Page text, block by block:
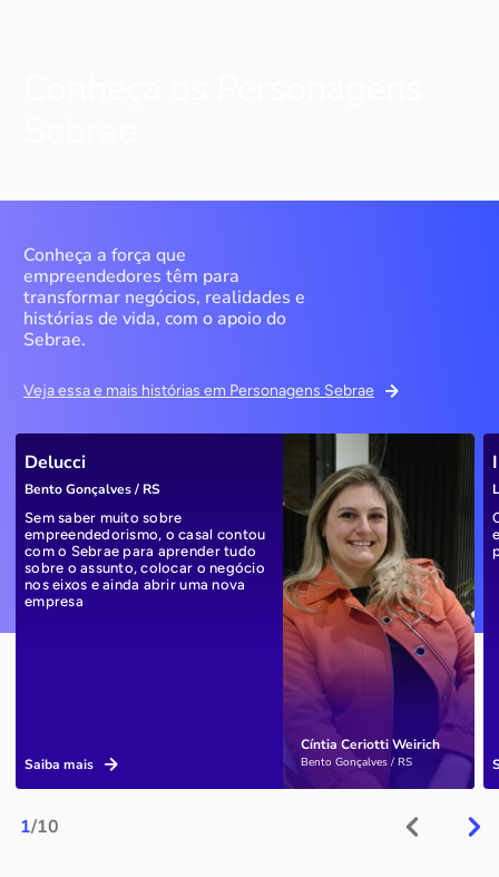
Conheça a força que
empreendedores têm para
transformar negócios, realidades e
histórias de vida, com o apoio do
Sebrae.
Veja essa e mais histórias em Personagens Sebrae
1/10
Cíntia Ceriotti Weirich
Bento Gonçalves / RS
Delucci
Bento Gonçalves / RS
Sem saber muito sobre
empreendedorismo, o casal contou
com o Sebrae para aprender tudo
sobre o assunto, colocar o negócio
nos eixos e ainda abrir uma nova
empresa
Saiba mais